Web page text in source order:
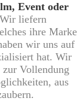
Event oder
Wir liefern
ihre Marke
wir uns auf
hat. Wir
zur Vollendung
aus